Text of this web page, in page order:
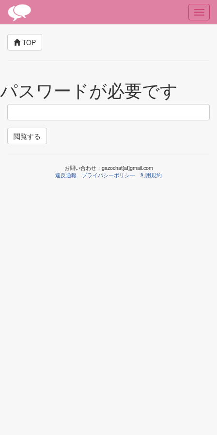
TOP
パスワードが必要です
閲覧する
お問い合わせ：gazochat[at]gmail.com
違反通報
プライバシーポリシー 利用規約